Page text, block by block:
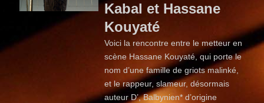
Kabal et Hassane
Kouyaté
Voici la rencontre entre le metteur en
scène Hassane Kouyaté, qui porte le
nom d’une famille de griots malinké,
et le rappeur, slameur, désormais
auteur D’, Balbynien* d’origine